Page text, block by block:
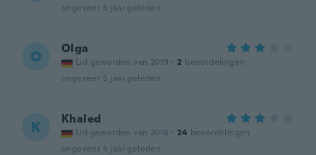
ongeveer 5 jaar geleden
O Olga
Lid geworden van 2019 · 2 beoordelingen
ongeveer 5 jaar geleden
K Khaled
Lid geworden van 2018 · 24 beoordelingen
ongeveer 5 jaar geleden